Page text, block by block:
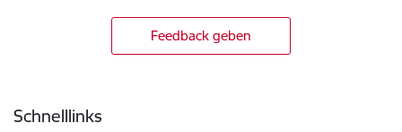
Feedback geben
Schnelllinks